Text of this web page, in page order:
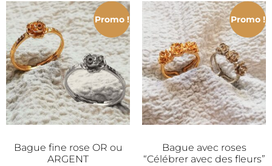
Promo !
Bague fine rose OR ou
ARGENT
Promo !
Bague avec roses
“Célébrer avec des fleurs”